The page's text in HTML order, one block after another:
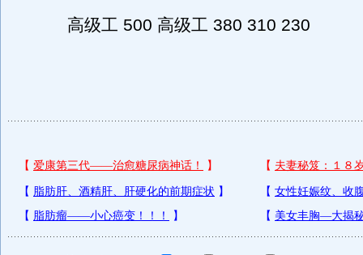
高级工 500 高级工 380 310 230